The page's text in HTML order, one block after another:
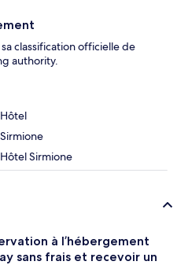
classification officielle de
authority.
Sirmione
à l’hébergement
sans frais et recevoir un